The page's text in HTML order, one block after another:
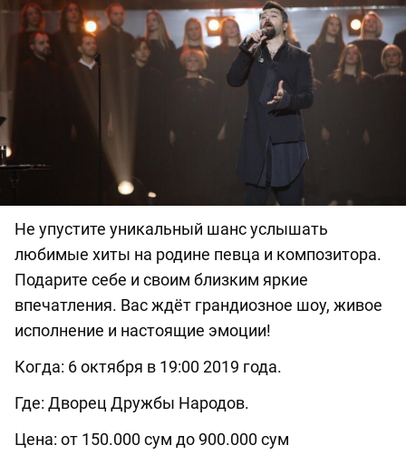
Не упустите уникальный шанс услышать
любимые хиты на родине певца и композитора.
Подарите себе и своим близким яркие
впечатления. Вас ждёт грандиозное шоу, живое
исполнение и настоящие эмоции!
Когда: 6 октября в 19:00 2019 года.
Где: Дворец Дружбы Народов.
Цена: от 150.000 сум до 900.000 сум